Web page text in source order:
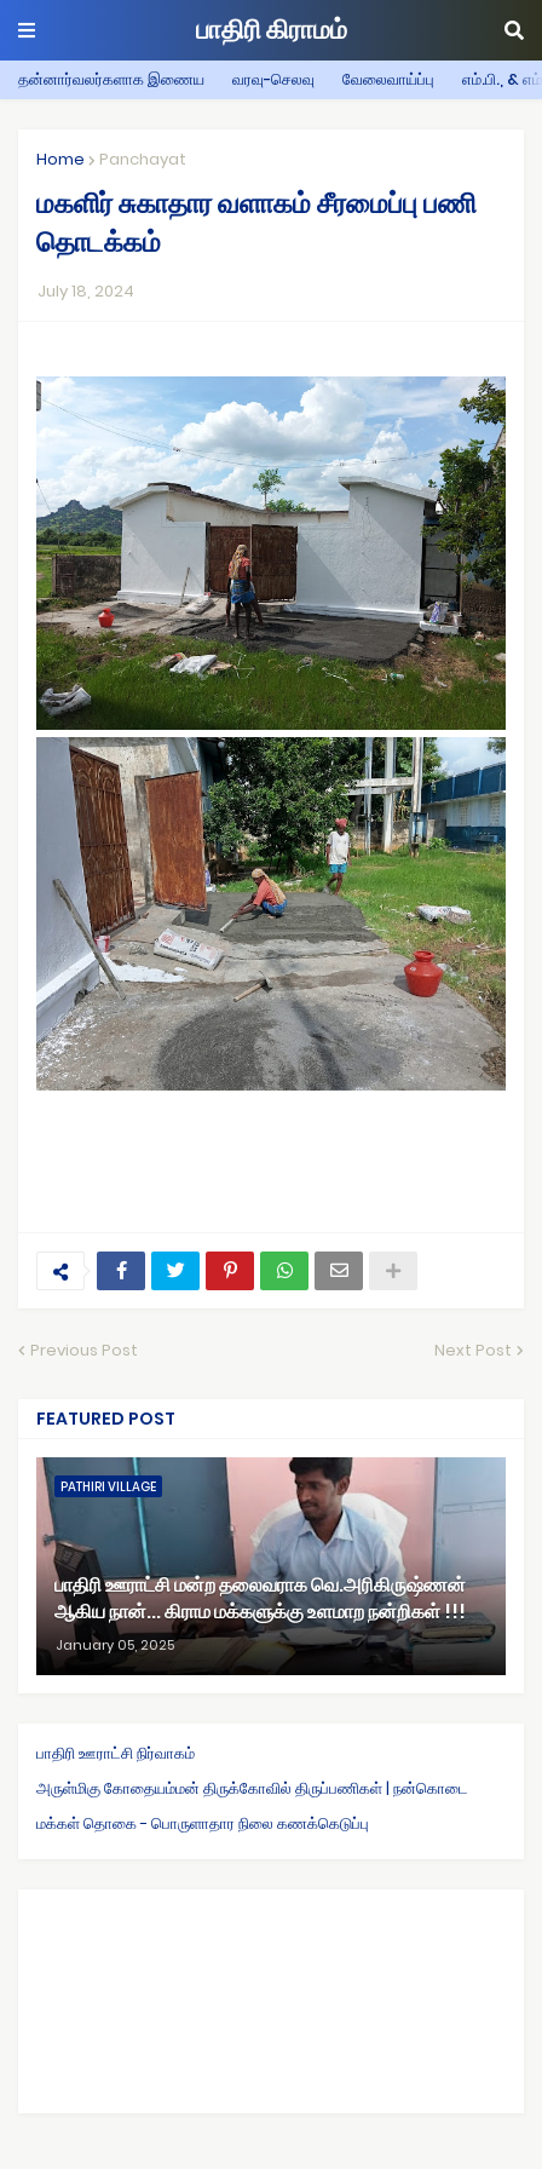
பாதிரி கிராமம்
தன்னார்வலர்களாக இணைய வரவு-செலவு வேலைவாய்ப்பு எம்.பி., &
Home Panchayat
மகளிர் சுகாதார வளாகம் சீரமைப்பு பணி
தொடக்கம்
July 18, 2024
Previous Post Next Post
FEATURED POST
PATHIRI VILLAGE
பாதிரி ஊராட்சி மன்ற தலைவராக வெ.அரிகிருஷ்ணன்
ஆகிய நான்... கிராம மக்களுக்கு உளமாற நன்றிகள் !!!
January 05, 2025
பாதிரி ஊராட்சி நிர்வாகம்
அருள்மிகு கோதையம்மன் திருக்கோவில் திருப்பணிகள் | நன்கொடை
மக்கள் தொகை - பொருளாதார நிலை கணக்கெடுப்பு